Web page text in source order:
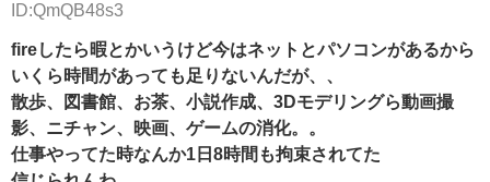
ID:QmQB48s3
fireしたら暇とかいうけど今はネットとパソコンがあるから
いくら時間があっても足りないんだが、、
散歩、図書館、お茶、小説作成、3Dモデリングら動画撮
影、ニチャン、映画、ゲームの消化。。
仕事やってた時なんか1日8時間も拘束されてた